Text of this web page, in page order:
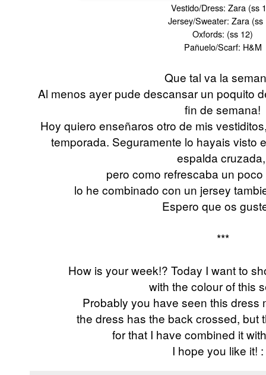
Vestido/Dress: Zara (ss
Jersey/Sweater: Zara (ss
Oxfords: (ss 12)
Pañuelo/Scarf: H&M
Que tal va la
Al menos ayer pude descansar un poquito
fin de semana!
Hoy quiero enseñaros otro de mis
temporada. Seguramente lo hayais visto
espalda
pero como refrescaba un
lo he combinado con un jersey
Espero que os
***
How is your week!? Today I want to
with the colour of this
Probably you have seen this dress
the dress has the back crossed, but
for that I have combined it
I hope you like it!